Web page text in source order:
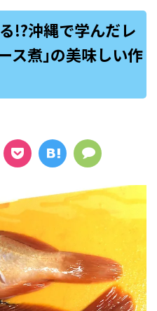
!?沖縄で学んだレ
ス煮｣の美味しい作